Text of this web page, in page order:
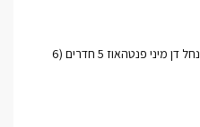
למכירה ברחוב נחל דן מיני פנטהאוז 5 חדרים (6